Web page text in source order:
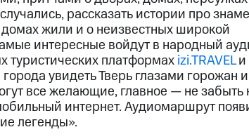
рассказать истории про
жили и о неизвестных широкой
интересные войдут в народный
туристических платформахizi.TRAVELи
увидеть Тверь глазами горожан
все желающие, главное — не забыть
интернет. Аудиомаршрут
легенды».